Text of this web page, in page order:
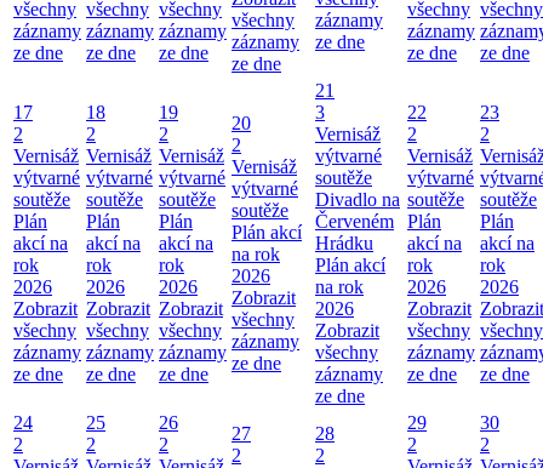
všechny
záznamy
ze dne
všechny
záznamy
ze dne
všechny
záznamy
ze dne
všechny
záznamy
ze dne
záznamy
ze dne
všechny
záznamy
ze dne
všechny
ze dne
17
2
Vernisáž
výtvarné
soutěže
Plán
akcí na
rok
2026
Zobrazit
všechny
záznamy
ze dne
18
2
Vernisáž
výtvarné
soutěže
Plán
akcí na
rok
2026
Zobrazit
všechny
záznamy
ze dne
19
2
Vernisáž
výtvarné
soutěže
Plán
akcí na
rok
2026
Zobrazit
všechny
záznamy
ze dne
20
2
Vernisáž
výtvarné
soutěže
Plán akcí
na rok
2026
Zobrazit
všechny
záznamy
ze dne
21
3
Vernisáž
výtvarné
soutěže
Divadlo na
Červeném
Hrádku
Plán akcí
na rok
2026
Zobrazit
všechny
záznamy
ze dne
22
2
Vernisáž
výtvarné
soutěže
Plán
akcí na
rok
2026
Zobrazit
všechny
záznamy
ze dne
23
2
soutěže
Plán
akcí na
rok
2026
Zobrazit
všechny
ze dne
24
2
25
2
26
2
27
2
28
2
29
2
30
2